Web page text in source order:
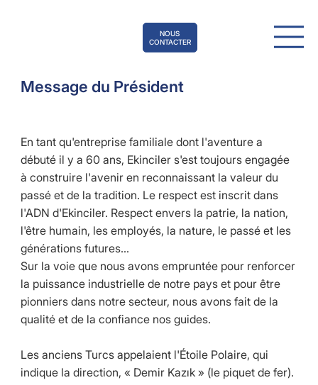
NOUS
CONTACTER
Message du Président
En tant qu'entreprise familiale dont l'aventure a
débuté il y a 60 ans, Ekinciler s'est toujours engagée
à construire l'avenir en reconnaissant la valeur du
passé et de la tradition. Le respect est inscrit dans
l'ADN d'Ekinciler. Respect envers la patrie, la nation,
l'être humain, les employés, la nature, le passé et les
générations futures...
Sur la voie que nous avons empruntée pour renforcer
la puissance industrielle de notre pays et pour être
pionniers dans notre secteur, nous avons fait de la
qualité et de la confiance nos guides.
Les anciens Turcs appelaient l'Étoile Polaire, qui
indique la direction, « Demir Kazık » (le piquet de fer).